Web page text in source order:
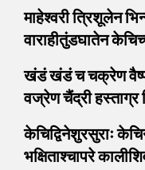
माहेश्वरी त्रिशूलेन
वाराहीतुंडघातेन
खंडं खंडं च चक्रेण
वज्रेण चैंद्री
केचिद्विनेशुरसुराः
भक्षिताश्चापरे